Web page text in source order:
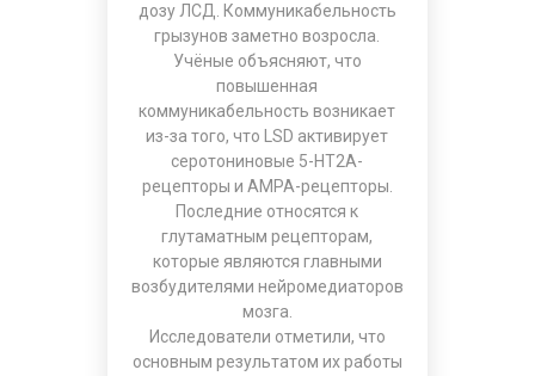
дозу ЛСД. Коммуникабельность
грызунов заметно возросла.
Учёные объясняют, что
повышенная
коммуникабельность возникает
из-за того, что LSD активирует
серотониновые 5-НТ2А-
рецепторы и AMPA-рецепторы.
Последние относятся к
глутаматным рецепторам,
которые являются главными
возбудителями нейромедиаторов
мозга.
Исследователи отметили, что
основным результатом их работы